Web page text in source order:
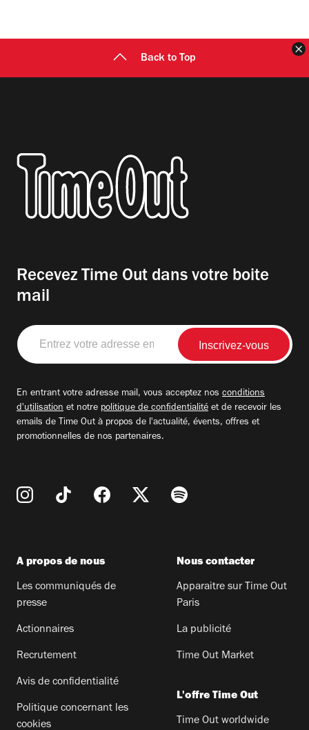
Back to Top
Recevez Time Out dans votre boite
mail
Entrez
votre
adresse
En entrant votre adresse mail, vous acceptez nos conditions
d'utilisation et notre politique de confidentialité et de recevoir les
emails de Time Out à propos de l'actualité, évents, offres et
promotionnelles de nos partenaires.
A propos de nous
Les communiqués de
presse
Actionnaires
Recrutement
Avis de confidentialité
Politique concernant les
cookies
Nous contacter
Apparaitre sur Time Out
Paris
La publicité
Time Out Market
L'offre Time Out
Time Out worldwide